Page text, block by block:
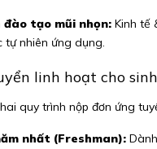
đào tạo mũi nhọn: Kinh tế
tự nhiên ứng dụng.
linh hoạt cho
quy trình nộp đơn ứng
nhất (Freshman):